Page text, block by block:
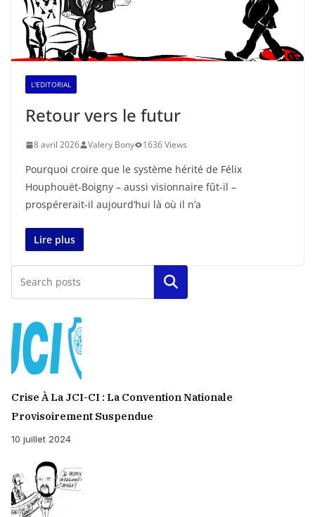
L'EDITORIAL
Retour vers le futur
8 avril 2026 Valery Bony 1636 Views
Pourquoi croire que le système hérité de Félix
Houphouët-Boigny – aussi visionnaire fût-il –
prospérerait-il aujourd’hui là où il n’a
Lire plus
Rechercher
Crise À La JCI-CI : La Convention Nationale
Provisoirement Suspendue
10 juillet 2024